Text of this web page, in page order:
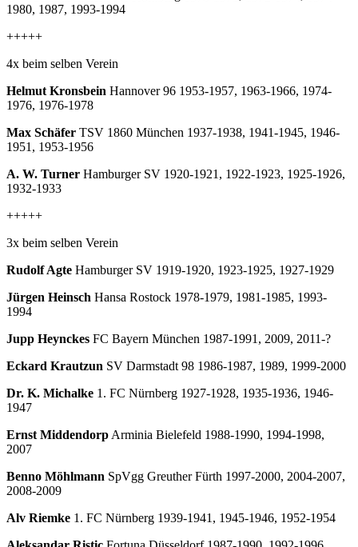
1980, 1987, 1993-1994
+++++
4x beim selben Verein
Helmut Kronsbein Hannover 96 1953-1957, 1963-1966, 1974-
1976, 1976-1978
Max Schäfer TSV 1860 München 1937-1938, 1941-1945, 1946-
1951, 1953-1956
A. W. Turner Hamburger SV 1920-1921, 1922-1923, 1925-1926,
1932-1933
+++++
3x beim selben Verein
Rudolf Agte Hamburger SV 1919-1920, 1923-1925, 1927-1929
Jürgen Heinsch Hansa Rostock 1978-1979, 1981-1985, 1993-
1994
Jupp Heynckes FC Bayern München 1987-1991, 2009, 2011-?
Eckard Krautzun SV Darmstadt 98 1986-1987, 1989, 1999-2000
Dr. K. Michalke 1. FC Nürnberg 1927-1928, 1935-1936, 1946-
1947
Ernst Middendorp Arminia Bielefeld 1988-1990, 1994-1998,
2007
Benno Möhlmann SpVgg Greuther Fürth 1997-2000, 2004-2007,
2008-2009
Alv Riemke 1. FC Nürnberg 1939-1941, 1945-1946, 1952-1954